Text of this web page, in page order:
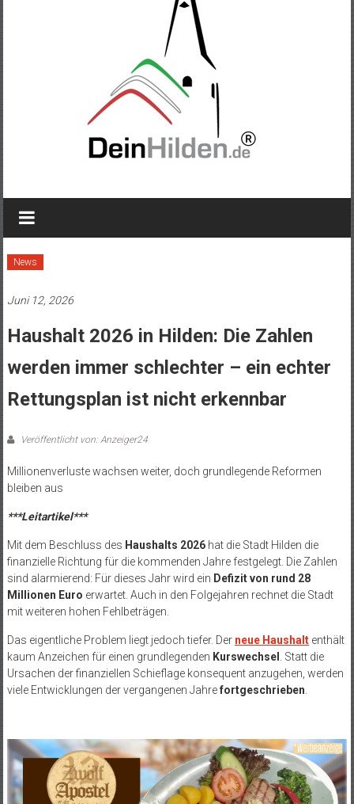
News
Juni 12, 2026
Haushalt 2026 in Hilden: Die Zahlen
werden immer schlechter – ein echter
Rettungsplan ist nicht erkennbar
Veröffentlicht von: Anzeiger24
Millionenverluste wachsen weiter, doch grundlegende Reformen
bleiben aus
***Leitartikel***
Mit dem Beschluss des Haushalts 2026hat die Stadt Hilden die
finanzielle Richtung für die kommenden Jahre festgelegt. Die Zahlen
sind alarmierend: Für dieses Jahr wird ein Defizit von rund 28
Millionen Euro erwartet. Auch in den Folgejahren rechnet die Stadt
mit weiteren hohen Fehlbeträgen.
Das eigentliche Problem liegt jedoch tiefer. Der neue Haushaltenthält
kaum Anzeichen für einen grundlegenden Kurswechsel . Statt die
Ursachen der finanziellen Schieflage konsequent anzugehen, werden
viele Entwicklungen der vergangenen Jahrefortgeschrieben